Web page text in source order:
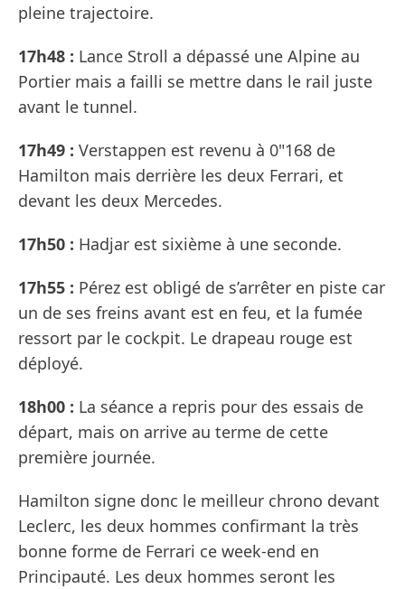
pleine trajectoire.
17h48 : Lance Stroll a dépassé une Alpine au
Portier mais a failli se mettre dans le rail juste
avant le tunnel.
17h49 : Verstappen est revenu à 0"168 de
Hamilton mais derrière les deux Ferrari, et
devant les deux Mercedes.
17h50 : Hadjar est sixième à une seconde.
17h55 : Pérez est obligé de s’arrêter en piste car
un de ses freins avant est en feu, et la fumée
ressort par le cockpit. Le drapeau rouge est
déployé.
18h00 : La séance a repris pour des essais de
départ, mais on arrive au terme de cette
première journée.
Hamilton signe donc le meilleur chrono devant
Leclerc, les deux hommes confirmant la très
bonne forme de Ferrari ce week-end en
Principauté. Les deux hommes seront les